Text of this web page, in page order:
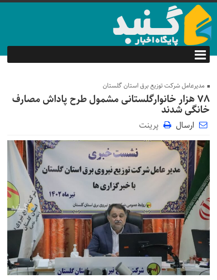
مدیرعامل شرکت توزیع برق استان گلستان
۷۸ هزار خانوارگلستانی مشمول طرح پاداش مصارف
خانگی شدند
ارسال پرینت